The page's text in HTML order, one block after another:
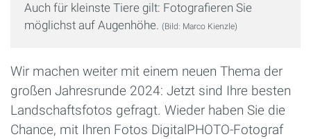
Auch für kleinste Tiere gilt: Fotografieren Sie
möglichst auf Augenhöhe. (Bild: Marco Kienzle)
Wir machen weiter mit einem neuen Thema der
großen Jahresrunde 2024: Jetzt sind Ihre besten
Landschaftsfotos gefragt. Wieder haben Sie die
Chance, mit Ihren Fotos DigitalPHOTO-Fotograf